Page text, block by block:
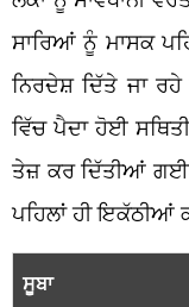
ਸਾਰਿਆਂ ਨੂੰ ਮਾਸਕ
ਨਿਰਦੇਸ਼ ਦਿੱਤੇ ਜਾ
ਵਿੱਚ ਪੈਦਾ ਹੋਈ
ਤੇਜ਼ ਕਰ ਦਿੱਤੀਆਂ
ਪਹਿਲਾਂ ਹੀ ਇਕੱਠੀਆਂ
ਸੂਬਾ